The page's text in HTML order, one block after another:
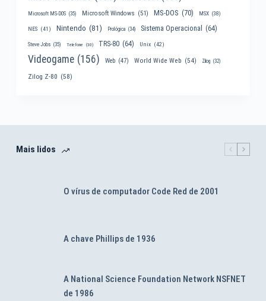
Microsoft MS-DOS (35) Microsoft Windows (51) MS-DOS (70) MSX (38)
NES (41) Nintendo (81) Prológica (34) Sistema Operacional (64)
Steve Jobs (35) Telefone (30) TRS-80 (64) Unix (42)
Videogame (156) Web (47) World Wide Web (54) Zilog (32)
Zilog Z-80 (58)
Mais lidos
O vírus de computador Code Red de 2001
A chave Phillips de 1936
A National Science Foundation Network NSFNET
de 1986